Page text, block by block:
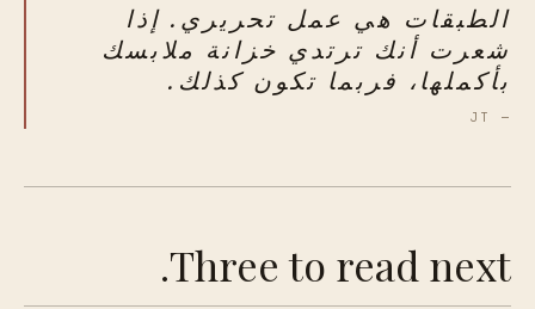
الطبقات هي عمل تحريري. إذا
شعرت أنك ترتدي خزانة ملابسك
بأكملها، فربما تكون كذلك.
— JT
Three to read next.